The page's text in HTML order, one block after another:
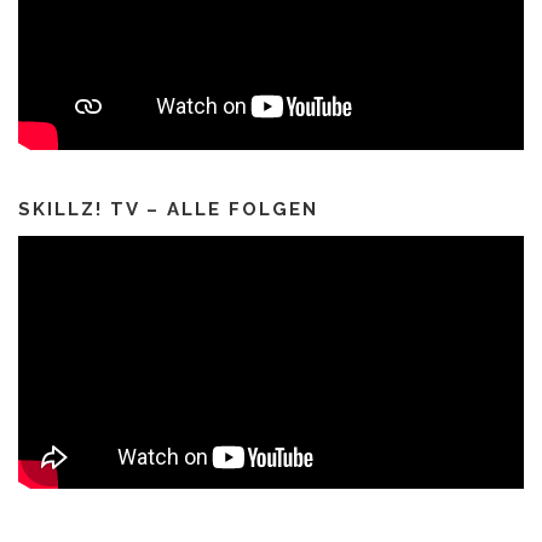
SKILLZ! TV – ALLE FOLGEN